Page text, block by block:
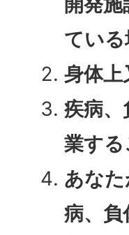
ている
身体上
疾病
業す
あな
病、